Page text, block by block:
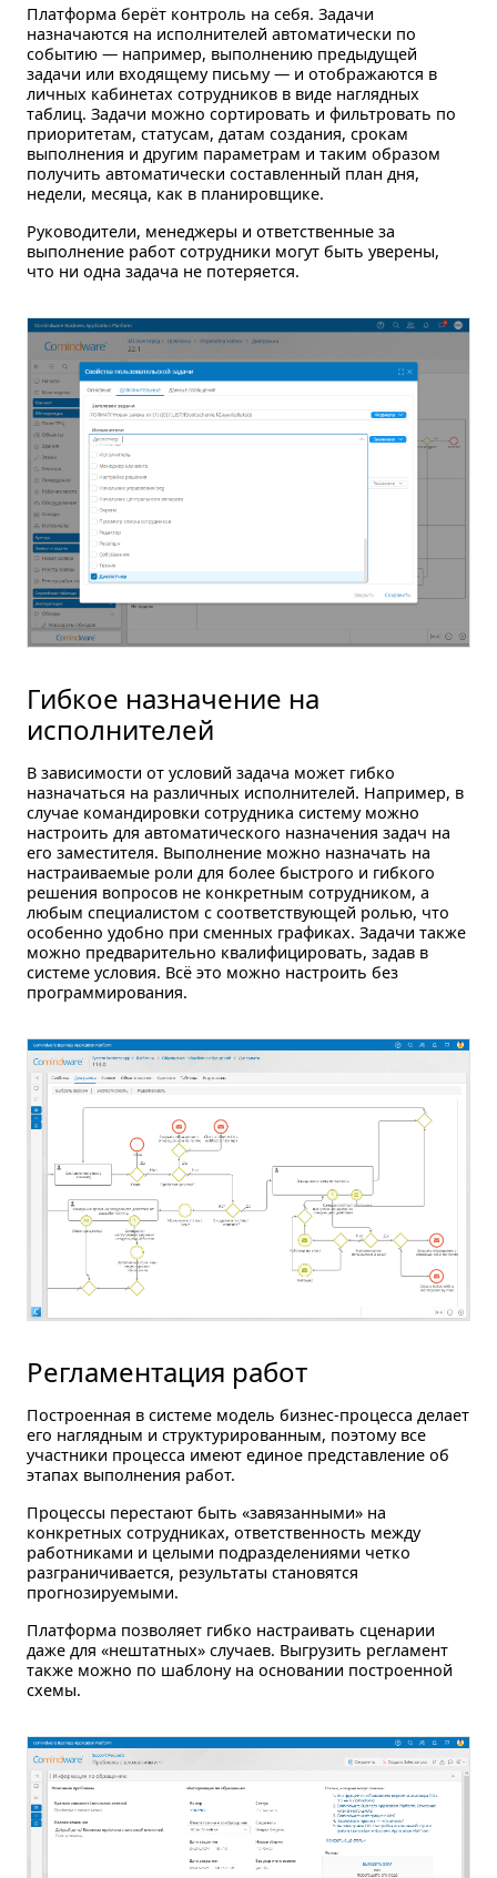
Платформа берёт контроль на себя. Задачи
назначаются на исполнителей автоматически по
событию — например, выполнению предыдущей
задачи или входящему письму — и отображаются в
личных кабинетах сотрудников в виде наглядных
таблиц. Задачи можно сортировать и фильтровать по
приоритетам, статусам, датам создания, срокам
выполнения и другим параметрам и таким образом
получить автоматически составленный план дня,
недели, месяца, как в планировщике.
Руководители, менеджеры и ответственные за
выполнение работ сотрудники могут быть уверены,
что ни одна задача не потеряется.
Гибкое назначение на
исполнителей
В зависимости от условий задача может гибко
назначаться на различных исполнителей. Например, в
случае командировки сотрудника систему можно
настроить для автоматического назначения задач на
его заместителя. Выполнение можно назначать на
настраиваемые роли для более быстрого и гибкого
решения вопросов не конкретным сотрудником, а
любым специалистом с соответствующей ролью, что
особенно удобно при сменных графиках. Задачи также
можно предварительно квалифицировать, задав в
системе условия. Всё это можно настроить без
программирования.
Регламентация работ
Построенная в системе модель бизнес-процесса делает
его наглядным и структурированным, поэтому все
участники процесса имеют единое представление об
этапах выполнения работ.
Процессы перестают быть «завязанными» на
конкретных сотрудниках, ответственность между
работниками и целыми подразделениями четко
разграничивается, результаты становятся
прогнозируемыми.
Платформа позволяет гибко настраивать сценарии
даже для «нештатных» случаев. Выгрузить регламент
также можно по шаблону на основании построенной
схемы.